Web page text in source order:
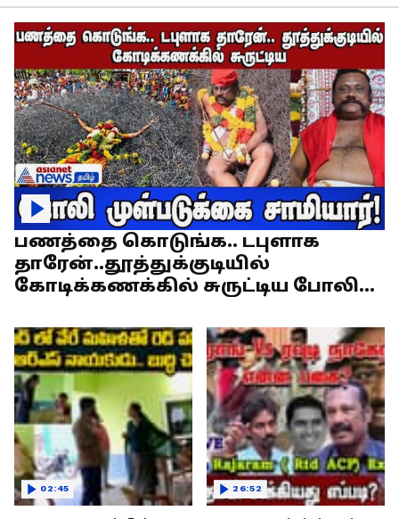
பணத்தை கொடுங்க.. டபுளாக
தாரேன்..தூத்துக்குடியில்
கோடிக்கணக்கில் சுருட்டிய போலி
02:45 26:52